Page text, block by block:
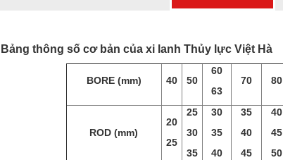
Bảng thông số cơ bản của xi lanh Thủy lực Việt Hà
BORE (mm) 40 50
60
63
70 80
ROD (mm)
20
25
25
30
35
30
35
40
35
40
45
40
45
50